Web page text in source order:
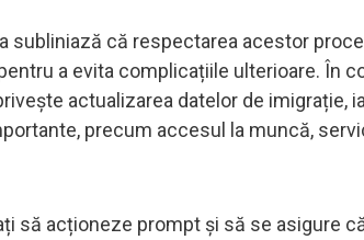
subliniază că respectarea acestor
a evita complicațiile ulterioare. În
actualizarea datelor de imigrație,
precum accesul la muncă,
să acționeze prompt și să se asigure